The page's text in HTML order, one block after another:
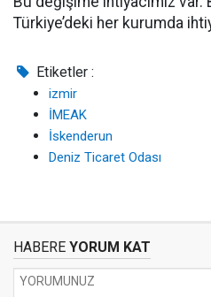
Türkiye’deki her kurumda
Etiketler :
izmir
İMEAK
İskenderun
Deniz Ticaret Odası
HABERE YORUM KAT